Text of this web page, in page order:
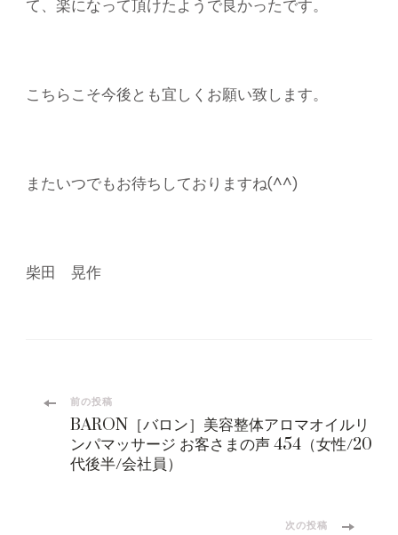
て、楽になって頂けたようで良かったです。
こちらこそ今後とも宜しくお願い致します。
またいつでもお待ちしておりますね(^^)
柴田 晃作
投
前の投稿
BARON［バロン］美容整体アロマオイルリ
ンパマッサージ お客さまの声 454（女性/20
代後半/会社員）
次の投稿